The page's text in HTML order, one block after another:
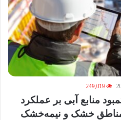
249,019
منابع آبی بر عملکرد
مناطق خشک و نیمه‌خشک